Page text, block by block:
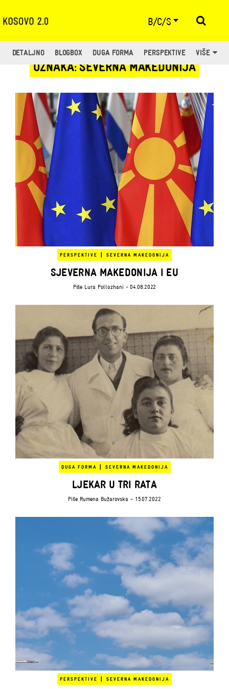
B/C/S
DETALJNO BLOGBOX DUGA FORMA PERSPEKTIVE VIŠE
OZNAKA: SEVERNA MAKEDONIJA
PERSPEKTIVE | SEVERNA MAKEDONIJA
SJEVERNA MAKEDONIJA I EU
Piše Lura Pollozhani - 04.08.2022
DUGA FORMA | SEVERNA MAKEDONIJA
LJEKAR U TRI RATA
Piše Rumena Bužarovska - 15.07.2022
PERSPEKTIVE | SEVERNA MAKEDONIJA